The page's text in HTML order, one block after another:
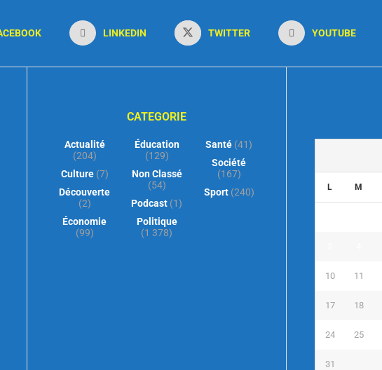
LINKEDIN TWITTER YOUTUBE
CATEGORIE
Actualité
(204)
Culture(7)
Découverte
(2)
Économie
(99)
Éducation
(129)
Non Classé
(54)
Podcast (1)
Politique
(1 378)
Santé (41)
Société
(167)
Sport(240) L M
10 11
17 18
24 25
31